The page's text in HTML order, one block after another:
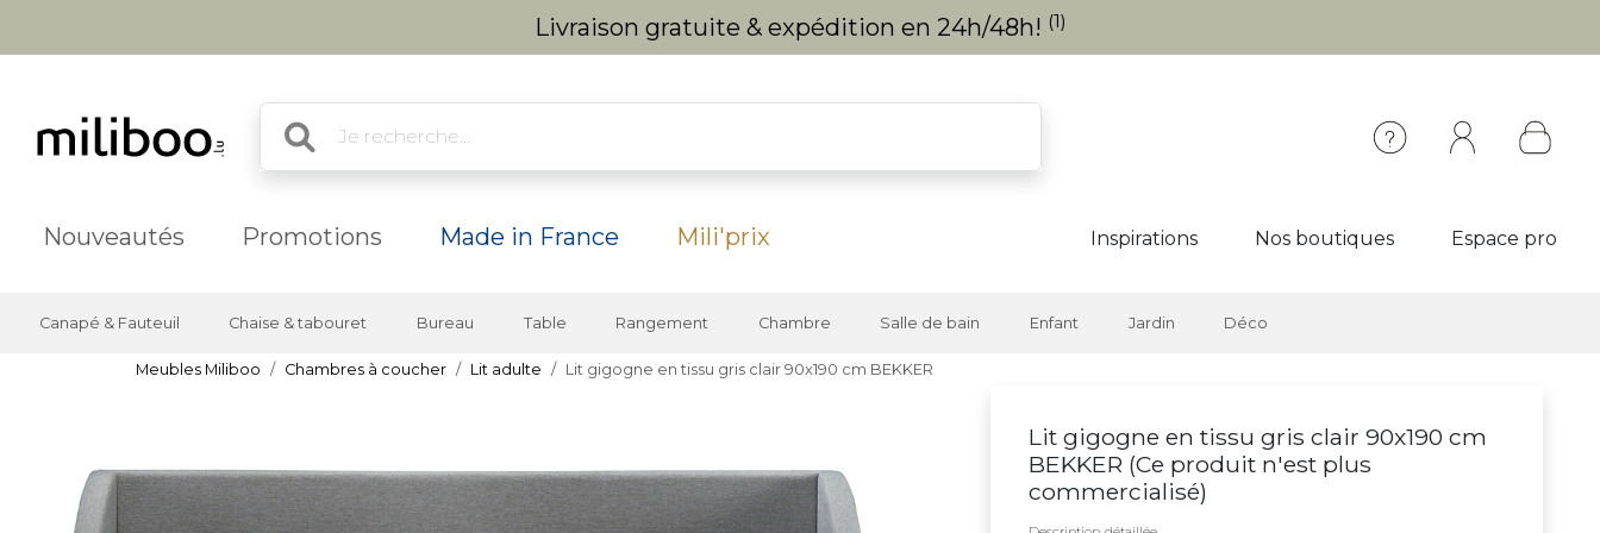
Livraison gratuite & expédition en 24h/48h! (1)
Nouveautés Promotions Made in France Mili'prix Inspirations Nos boutiques Espace pro
Canapé & Fauteuil Chaise & tabouret Bureau Table Rangement Chambre Salle de bain Enfant Jardin Déco
Meubles Miliboo Chambres à coucher Lit adulte Lit gigogne en tissu gris clair 90x190 cm BEKKER
Lit gigogne en tissu gris clair 90x190 cm
BEKKER (Ce produit n'est plus
commercialisé)